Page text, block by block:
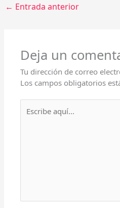
← Entrada anterior
Deja un
Tu dirección de correo
Los campos obligatorios
aquí...